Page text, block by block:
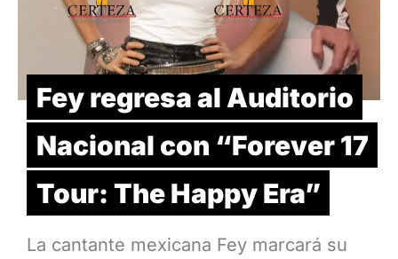
Fey regresa al Auditorio
Nacional con “Forever 17
Tour: The Happy Era”
La cantante mexicana Fey marcará su